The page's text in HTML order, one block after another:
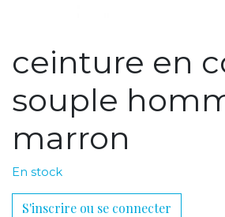
ceinture en
souple
marron
En stock
S'inscrire ou se connecter